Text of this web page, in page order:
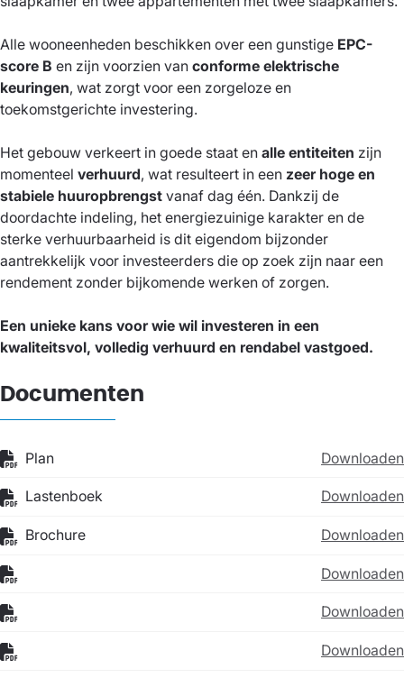
Alle wooneenheden beschikken over een gunstige EPC-
score B en zijn voorzien van conforme elektrische
keuringen, wat zorgt voor een zorgeloze en
toekomstgerichte investering.
Het gebouw verkeert in goede staat en alle entiteiten zijn
momenteel verhuurd, wat resulteert in een zeer hoge en
stabiele huuropbrengst vanaf dag één. Dankzij de
doordachte indeling, het energiezuinige karakter en de
sterke verhuurbaarheid is dit eigendom bijzonder
aantrekkelijk voor investeerders die op zoek zijn naar een
rendement zonder bijkomende werken of zorgen.
Een unieke kans voor wie wil investeren in een
kwaliteitsvol, volledig verhuurd en rendabel vastgoed.
Documenten
Plan Downloaden
Lastenboek Downloaden
Brochure Downloaden
Downloaden
Downloaden
Downloaden